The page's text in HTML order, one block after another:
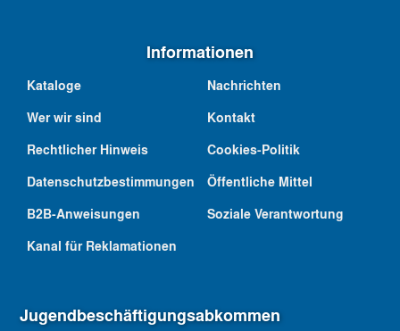
Informationen
Kataloge
Nachrichten
Wer wir sind
Kontakt
Rechtlicher Hinweis
Cookies-Politik
Datenschutzbestimmungen
Öffentliche Mittel
B2B-Anweisungen
Soziale Verantwortung
Kanal für Reklamationen
Jugendbeschäftigungsabkommen